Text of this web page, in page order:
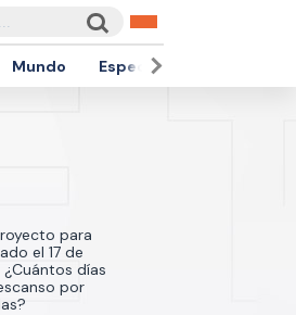
Mundo Espectáculos
para
el 17 de
días
por